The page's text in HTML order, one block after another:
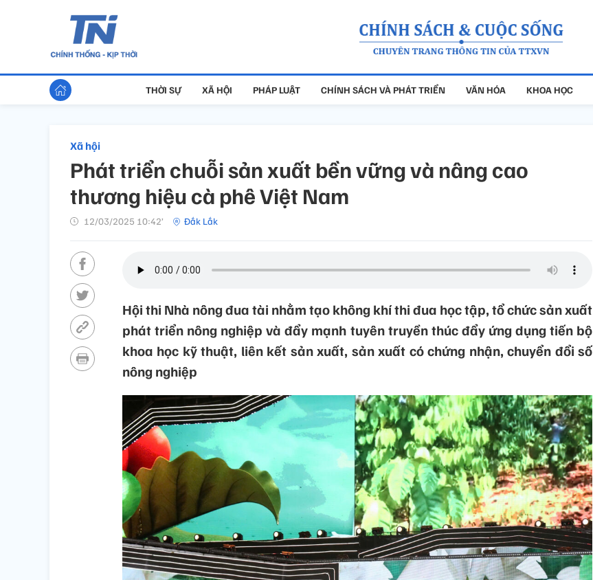
THỜI SỰ XÃ HỘI PHÁP LUẬT CHÍNH SÁCH VÀ PHÁT TRIỂN VĂN HÓA KHOA HỌC
Xã hội
Phát triển chuỗi sản xuất bền vững và nâng cao
thương hiệu cà phê Việt Nam
12/03/2025 10:42’ Đắk Lắk
Hội thi Nhà nông đua tài nhằm tạo không khí thi đua học tập, tổ chức sản xuất
phát triển nông nghiệp và đẩy mạnh tuyên truyền thúc đẩy ứng dụng tiến bộ
khoa học kỹ thuật, liên kết sản xuất, sản xuất có chứng nhận, chuyển đổi số
nông nghiệp